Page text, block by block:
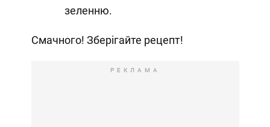
зеленню.
Смачного! Зберігайте рецепт!
РЕКЛАМА